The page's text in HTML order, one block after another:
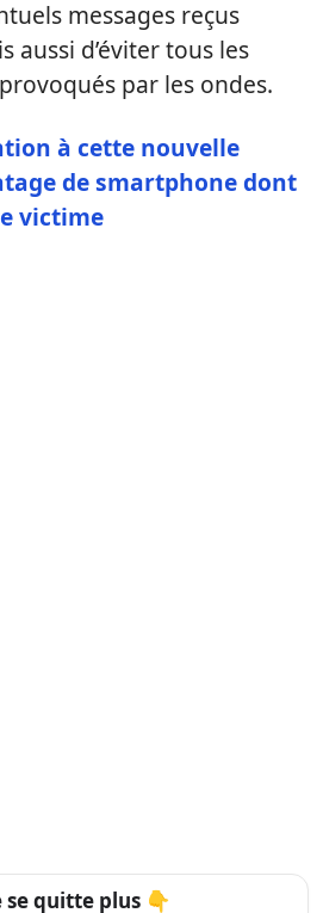
messages reçus
aussi d’éviter tous les
par les ondes.
à cette nouvelle
de smartphone dont
victime
se quitte plus 👇